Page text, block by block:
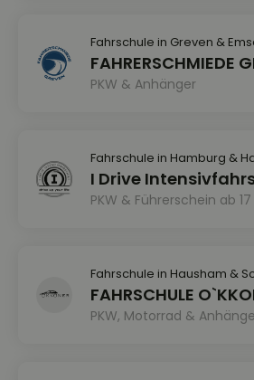
Fahrschule in Greven &
FAHRERSCHMIEDE
PKW & Anhänger
Fahrschule in Hamburg &
I Drive
PKW & Führerschein ab 17
Fahrschule in Hausham &
FAHRSCHULE
PKW, Motorrad &